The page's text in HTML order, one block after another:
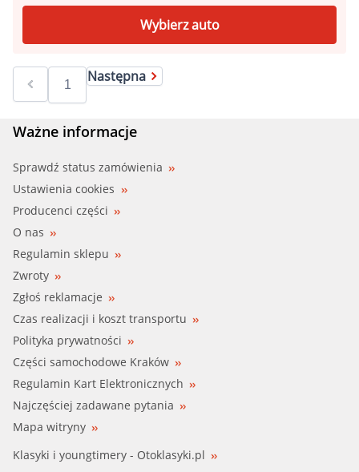
Wybierz auto
Następna
Ważne informacje
Sprawdź status zamówienia
Ustawienia cookies
Producenci części
O nas
Regulamin sklepu
Zwroty
Zgłoś reklamacje
Czas realizacji i koszt transportu
Polityka prywatności
Części samochodowe Kraków
Regulamin Kart Elektronicznych
Najczęściej zadawane pytania
Mapa witryny
Klasyki i youngtimery - Otoklasyki.pl